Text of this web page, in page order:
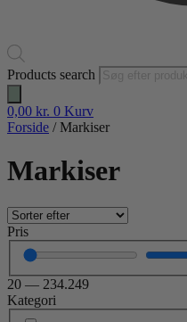
Products search
0,00 kr. 0 Kurv
Forside / Markiser
Markiser
Pris
20 — 234.249
Kategori